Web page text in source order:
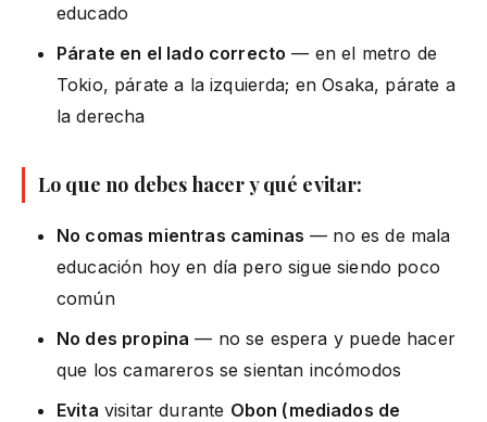
educado
Párate en el lado correcto — en el metro de
Tokio, párate a la izquierda; en Osaka, párate a
la derecha
Lo que no debes hacer y qué evitar:
No comas mientras caminas — no es de mala
educación hoy en día pero sigue siendo poco
común
No des propina — no se espera y puede hacer
que los camareros se sientan incómodos
Evita visitar durante Obon (mediados de